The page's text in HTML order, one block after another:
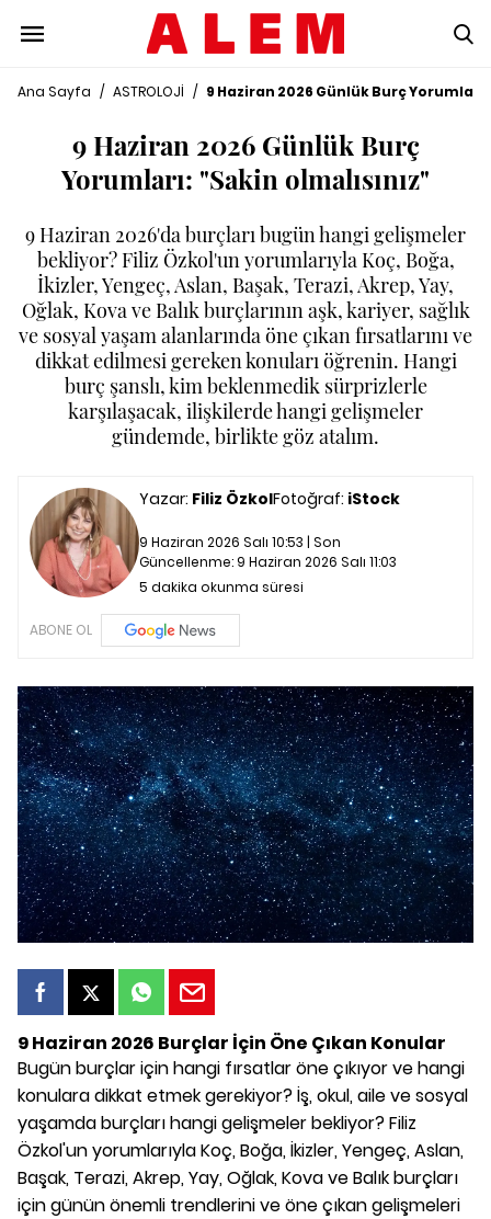
Ana Sayfa / ASTROLOJİ / 9 Haziran 2026 Günlük Burç Yorumları:
9 Haziran 2026 Günlük Burç
Yorumları: "Sakin olmalısınız"
9 Haziran 2026'da burçları bugün hangi gelişmeler
bekliyor? Filiz Özkol'un yorumlarıyla Koç, Boğa,
İkizler, Yengeç, Aslan, Başak, Terazi, Akrep, Yay,
Oğlak, Kova ve Balık burçlarının aşk, kariyer, sağlık
ve sosyal yaşam alanlarında öne çıkan fırsatlarını ve
dikkat edilmesi gereken konuları öğrenin. Hangi
burç şanslı, kim beklenmedik sürprizlerle
karşılaşacak, ilişkilerde hangi gelişmeler
gündemde, birlikte göz atalım.
Yazar: Filiz ÖzkolFotoğraf: iStock
9 Haziran 2026 Salı 10:53 | Son
Güncellenme: 9 Haziran 2026 Salı 11:03
5 dakika okunma süresi
ABONE OL
9 Haziran 2026 Burçlar İçin Öne Çıkan Konular
Bugün burçlar için hangi fırsatlar öne çıkıyor ve hangi
konulara dikkat etmek gerekiyor? İş, okul, aile ve sosyal
yaşamda burçları hangi gelişmeler bekliyor? Filiz
Özkol'un yorumlarıyla Koç, Boğa, İkizler, Yengeç, Aslan,
Başak, Terazi, Akrep, Yay, Oğlak, Kova ve Balık burçları
için günün önemli trendlerini ve öne çıkan gelişmeleri